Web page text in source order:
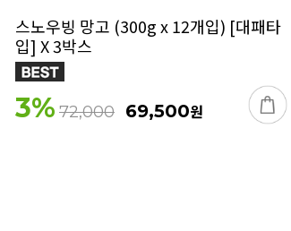
스노우빙 망고 (300g x 12개입) [대패타
입] X 3박스
3% 72,000 69,500원